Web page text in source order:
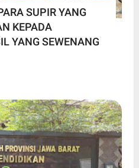
SUPIR YANG
KEPADA
YANG SEWENANG